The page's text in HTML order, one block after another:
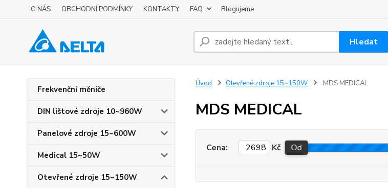
O NÁS OBCHODNÍ PODMÍNKY KONTAKTY FAQ Blogujeme
Hledat
Frekvenční měniče
DIN lištové zdroje 10~960W
Panelové zdroje 15~600W
Medical 15~50W
Otevřené zdroje 15~150W
Úvod Otevřené zdroje 15~150W MDS MEDICAL
MDS MEDICAL
Cena: Kč Od